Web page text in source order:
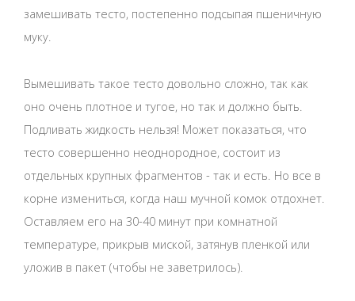
замешивать тесто, постепенно подсыпая пшеничную
муку.
Вымешивать такое тесто довольно сложно, так как
оно очень плотное и тугое, но так и должно быть.
Подливать жидкость нельзя! Может показаться, что
тесто совершенно неоднородное, состоит из
отдельных крупных фрагментов - так и есть. Но все в
корне измениться, когда наш мучной комок отдохнет.
Оставляем его на 30-40 минут при комнатной
температуре, прикрыв миской, затянув пленкой или
уложив в пакет (чтобы не заветрилось).